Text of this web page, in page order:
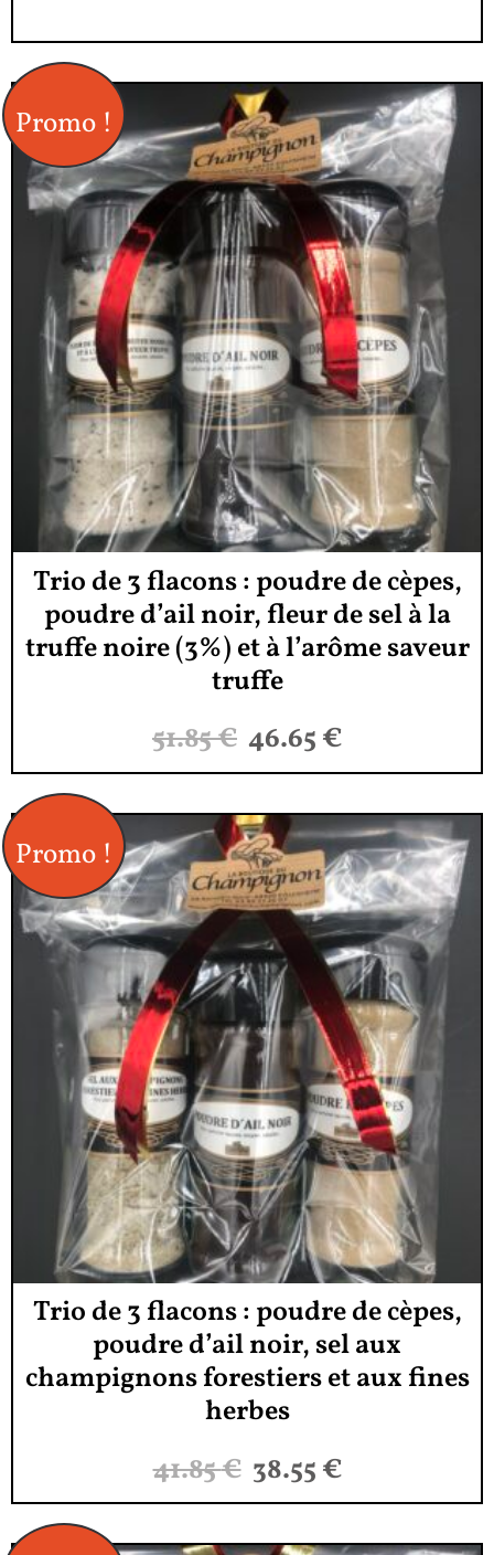
Promo !
Trio de 3 flacons : poudre de cèpes,
poudre d’ail noir, fleur de sel à la
truffe noire (3%) et à l’arôme saveur
truffe
51.85€ 46.65 €
Promo !
Trio de 3 flacons : poudre de cèpes,
poudre d’ail noir, sel aux
champignons forestiers et aux fines
herbes
41.85€ 38.55 €